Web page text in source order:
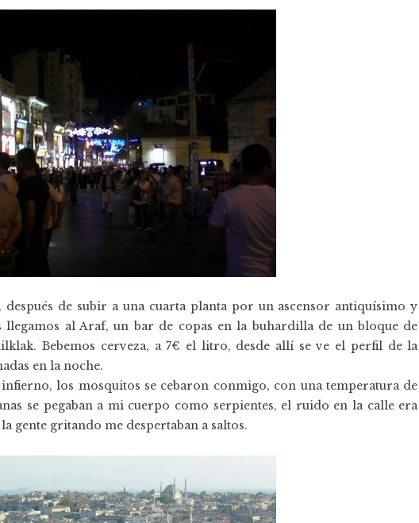
de subir a una cuarta planta por un ascensor antiquísimo y
llegamos al Araf, un bar de copas en la buhardilla de un bloque de
Bebemos cerveza, a 7€ el litro, desde allí se ve el perfil de la
en la noche.
los mosquitos se cebaron conmigo, con una temperatura de
se pegaban a mi cuerpo como serpientes, el ruido en la calle era
gente gritando me despertaban a saltos.